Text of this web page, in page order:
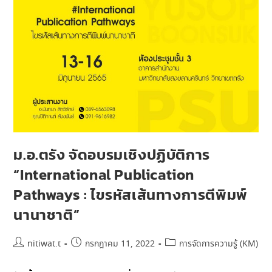
ม.อ.ตรัง จัดอบรมเชิงปฏิบัติการ
“International Publication
Pathways : ไขรหัสเส้นทางการตีพิมพ์
นานาชาติ”
nitiwat.t กรกฎาคม 11, 2022 การจัดการความรู้ (KM)